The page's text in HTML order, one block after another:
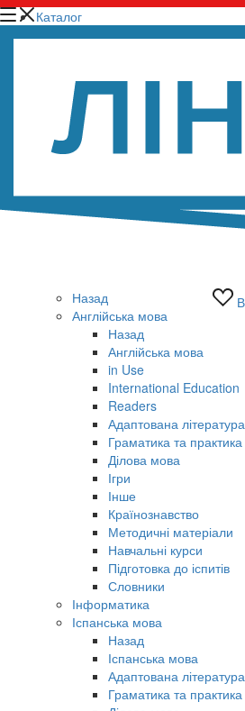
Каталог
Назад
Англійська мова
Назад
Англійська мова
in Use
International Education
Readers
Адаптована література
Граматика та практика
Ділова мова
Ігри
Інше
Країнознавство
Методичні матеріали
Навчальні курси
Підготовка до іспитів
Словники
Інформатика
Іспанська мова
Назад
Іспанська мова
Адаптована література
Граматика та практика